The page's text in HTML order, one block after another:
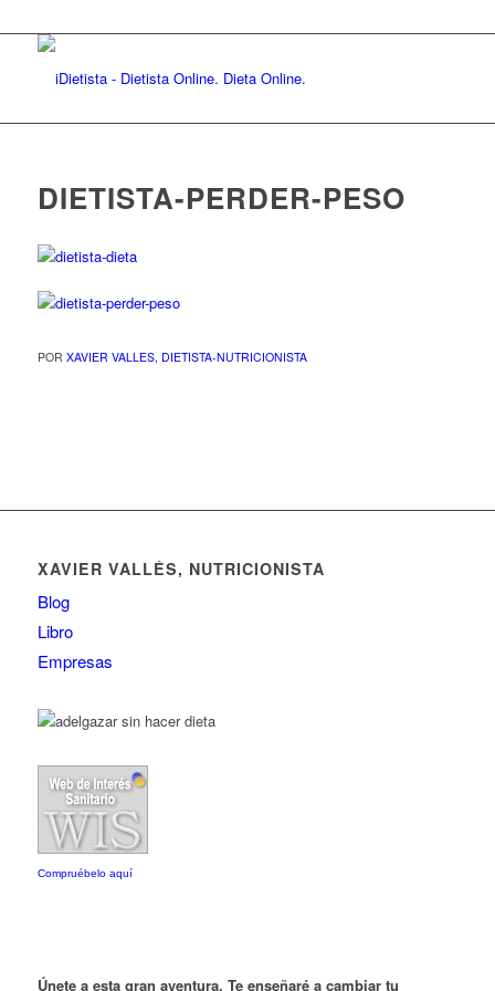
DIETISTA-PERDER-PESO
POR XAVIER VALLES, DIETISTA-NUTRICIONISTA
XAVIER VALLÉS, NUTRICIONISTA
Blog
Libro
Empresas
Compruébelo aquí
Únete a esta gran aventura. Te enseñaré a cambiar tu